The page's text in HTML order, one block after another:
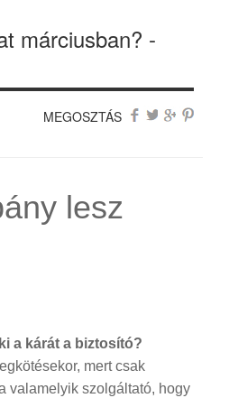
márciusban? -
MEGOSZTÁS
lesz
a kárát a biztosító?
mert csak
valamelyik szolgáltató, hogy